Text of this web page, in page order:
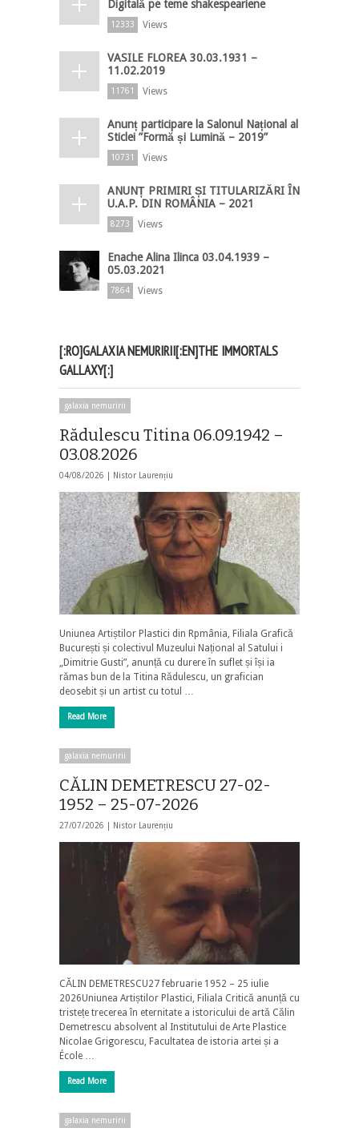
Digitală pe teme shakespeariene
12333 Views
VASILE FLOREA 30.03.1931 –
11.02.2019
11761 Views
Anunț participare la Salonul Național al
Sticlei ”Formă și Lumină – 2019”
10731 Views
ANUNȚ PRIMIRI ȘI TITULARIZĂRI ÎN
U.A.P. DIN ROMÂNIA – 2021
8273 Views
Enache Alina Ilinca 03.04.1939 –
05.03.2021
7864 Views
[:RO]GALAXIA NEMURIRII[:EN]THE IMMORTALS
GALLAXY[:]
galaxia nemuririi
Rădulescu Titina 06.09.1942 –
03.08.2026
04/08/2026 | Nistor Laurențiu
Uniunea Artiștilor Plastici din Rpmânia, Filiala Grafică
București și colectivul Muzeului Național al Satului i
„Dimitrie Gusti”, anunță cu durere în suflet și își ia
rămas bun de la Titina Rădulescu, un grafician
deosebit și un artist cu totul …
Read More
galaxia nemuririi
CĂLIN DEMETRESCU 27-02-
1952 – 25-07-2026
27/07/2026 | Nistor Laurențiu
CĂLIN DEMETRESCU27 februarie 1952 – 25 iulie
2026Uniunea Artiștilor Plastici, Filiala Critică anunță cu
tristețe trecerea în eternitate a istoricului de artă Călin
Demetrescu absolvent al Institutului de Arte Plastice
Nicolae Grigorescu, Facultatea de istoria artei și a
École …
Read More
galaxia nemuririi